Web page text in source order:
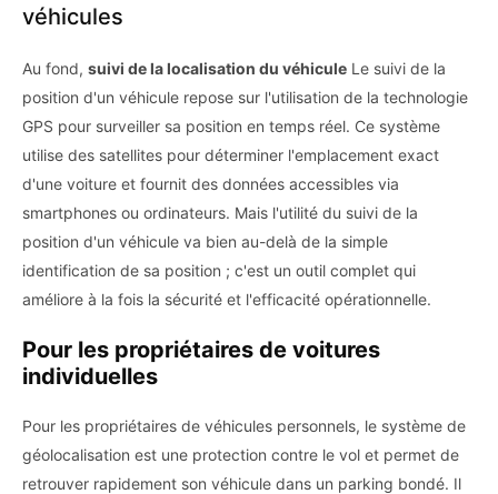
véhicules
Au fond, suivi de la localisation du véhicule Le suivi de la
position d'un véhicule repose sur l'utilisation de la technologie
GPS pour surveiller sa position en temps réel. Ce système
utilise des satellites pour déterminer l'emplacement exact
d'une voiture et fournit des données accessibles via
smartphones ou ordinateurs. Mais l'utilité du suivi de la
position d'un véhicule va bien au-delà de la simple
identification de sa position ; c'est un outil complet qui
améliore à la fois la sécurité et l'efficacité opérationnelle.
Pour les propriétaires de voitures
individuelles
Pour les propriétaires de véhicules personnels, le système de
géolocalisation est une protection contre le vol et permet de
retrouver rapidement son véhicule dans un parking bondé. Il